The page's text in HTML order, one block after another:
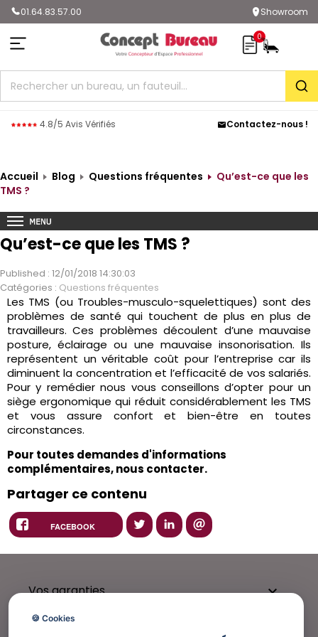
01.64.83.57.00 Showroom
0
4.8/5 Avis Vérifiés Contactez-nous !
Accueil Blog Questions fréquentes
Qu’est-ce que les
TMS ?
Qu’est-ce que les TMS ?
Published : 12/01/2018 14:30:03
Catégories : Questions fréquentes
Les TMS (ou Troubles-musculo-squelettiques) sont des
problèmes de santé qui touchent de plus en plus de
travailleurs. Ces problèmes découlent d’une mauvaise
posture, éclairage ou une mauvaise insonorisation. Ils
représentent un véritable coût pour l’entreprise car ils
diminuent la concentration et l’efficacité de vos salariés.
Pour y remédier nous vous conseillons d’opter pour un
siège ergonomique qui réduit considérablement les TMS
et vous assure confort et bien-être en toutes
circonstances.
Pour toutes demandes d'informations
complémentaires,nous contacter.
Partager ce contenu
FACEBOOK
Vos garanties 
🍪 Cookies